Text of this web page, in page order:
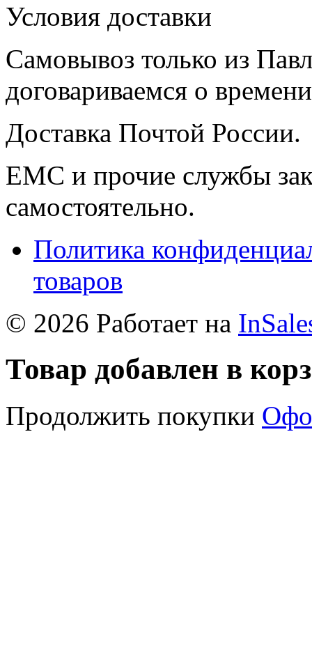
Условия доставки
Самовывоз только из
договариваемся о
Доставка Почтой России.
ЕМС и прочие службы
самостоятельно.
Политика
товаров
© 2026 Работает на
Товар добавлен в
Продолжить покупки